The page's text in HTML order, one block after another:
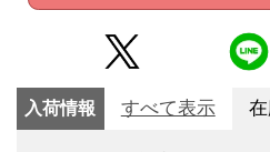
入荷情報 すべて表示